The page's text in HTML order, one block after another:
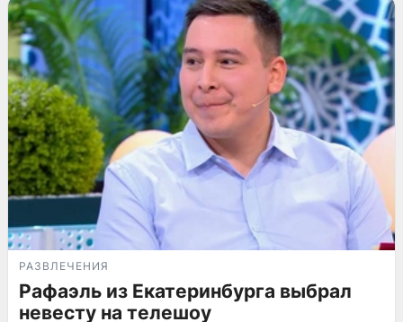
РАЗВЛЕЧЕНИЯ
Рафаэль из Екатеринбурга выбрал
невесту на телешоу